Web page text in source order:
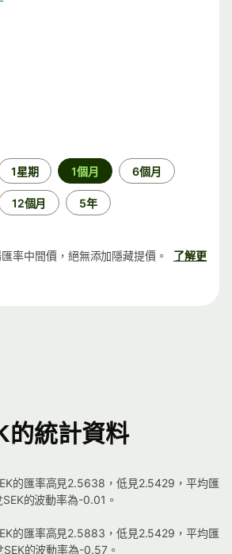
1星期 1個月 6個月
12個月 5年
率中間價，絕無添加隱藏提價。
了解更
的統計資料
的匯率高見2.5638，低見2.5429，平均匯
的波動率為-0.01。
的匯率高見2.5883，低見2.5429，平均匯
的波動率為-0.57。